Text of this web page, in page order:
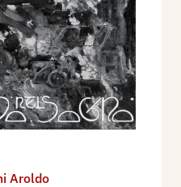
Aroldo